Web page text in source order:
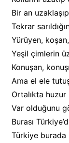
Bir an uzaklaşıp
Tekrar
Yürüyen, koşan,
Yeşil çimlerin
Konuşan,
Ama el ele
Ortalıkta
Var olduğunu
Burası
Türkiye burada